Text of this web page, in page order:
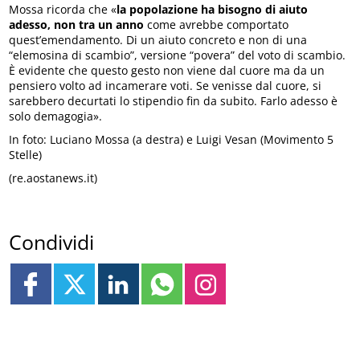
Mossa ricorda che «la popolazione ha bisogno di aiuto
adesso, non tra un anno come avrebbe comportato
quest’emendamento. Di un aiuto concreto e non di una
“elemosina di scambio”, versione “povera” del voto di scambio.
È evidente che questo gesto non viene dal cuore ma da un
pensiero volto ad incamerare voti. Se venisse dal cuore, si
sarebbero decurtati lo stipendio fin da subito. Farlo adesso è
solo demagogia».
In foto: Luciano Mossa (a destra) e Luigi Vesan (Movimento 5
Stelle)
(re.aostanews.it)
Condividi